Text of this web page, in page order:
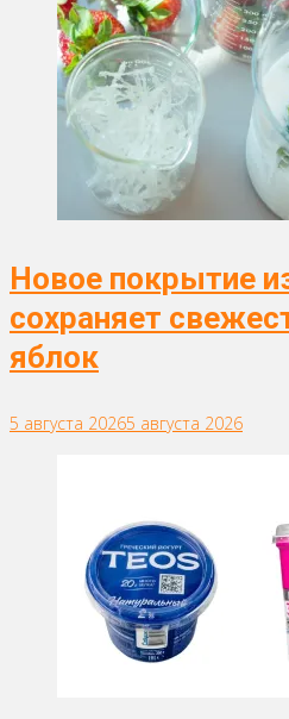
Новое покрытие
сохраняет
яблок
5 августа 20265 августа 2026